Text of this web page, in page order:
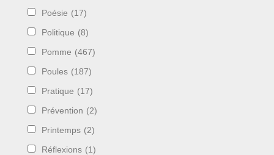
Poésie (17)
Politique (8)
Pomme (467)
Poules (187)
Pratique (17)
Prévention (2)
Printemps (2)
Réflexions (1)